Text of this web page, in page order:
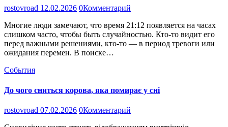
rostovroad 12.02.2026 0Комментарий
Многие люди замечают, что время 21:12 появляется на часах
слишком часто, чтобы быть случайностью. Кто-то видит его
перед важными решениями, кто-то — в период тревоги или
ожидания перемен. В поиске…
События
До чого сниться корова, яка помирає у сні
rostovroad 07.02.2026 0Комментарий